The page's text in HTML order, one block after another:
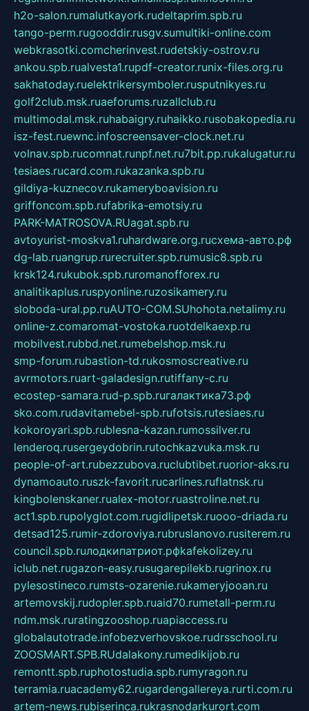
h2o-salon.rumalutkayork.rudeltaprim.spb.ru
tango-perm.rugooddir.rusgv.sumultiki-online.com
webkrasotki.comcherinvest.rudetskiy-ostrov.ru
ankou.spb.rualvesta1.rupdf-creator.runix-files.org.ru
sakhatoday.ruelektrikersymboler.rusputnikyes.ru
golf2club.msk.ruaeforums.ruzallclub.ru
multimodal.msk.ruhabaigry.ruhaikko.rusobakopedia.ru
isz-fest.ruewnc.infoscreensaver-clock.net.ru
volnav.spb.rucomnat.runpf.net.ru7bit.pp.rukalugatur.ru
tesiaes.rucard.com.rukazanka.spb.ru
gildiya-kuznecov.rukameryboavision.ru
griffoncom.spb.rufabrika-emotsiy.ru
PARK-MATROSOVA.RUagat.spb.ru
avtoyurist-moskva1.ruhardware.org.ruсхема-авто.рф
dg-lab.ruangrup.rurecruiter.spb.rumusic8.spb.ru
krsk124.rukubok.spb.ruromanofforex.ru
analitikaplus.ruspyonline.ruzosikamery.ru
sloboda-ural.pp.ruAUTO-COM.SUhohota.netalimy.ru
online-z.comaromat-vostoka.ruotdelkaexp.ru
mobilvest.rubbd.net.rumebelshop.msk.ru
smp-forum.rubastion-td.rukosmoscreative.ru
avrmotors.ruart-galadesign.rutiffany-c.ru
ecostep-samara.rud-p.spb.ruгалактика73.рф
sko.com.rudavitamebel-spb.rufotsis.rutesiaes.ru
kokoroyari.spb.rublesna-kazan.rumossilver.ru
lenderoq.rusergeydobrin.rutochkazvuka.msk.ru
people-of-art.rubezzubova.ruclubtibet.ruorior-aks.ru
dynamoauto.ruszk-favorit.rucarlines.ruflatnsk.ru
kingbolenskaner.rualex-motor.ruastroline.net.ru
act1.spb.rupolyglot.com.rugidlipetsk.ruooo-driada.ru
detsad125.rumir-zdoroviya.rubruslanovo.rusiterem.ru
council.spb.ruлодкипатриот.рфkafekolizey.ru
iclub.net.rugazon-easy.rusugarepilekb.rugrinox.ru
pylesostineco.rumsts-ozarenie.rukameryjooan.ru
artemovskij.rudopler.spb.ruaid70.rumetall-perm.ru
ndm.msk.ruratingzooshop.ruapiaccess.ru
globalautotrade.infobezverhovskoe.rudrsschool.ru
ZOOSMART.SPB.RUdalakony.rumedikijob.ru
remontt.spb.ruphotostudia.spb.rumyragon.ru
terramia.ruacademy62.rugardengallereya.rurti.com.ru
artem-news.rubiserinca.rukrasnodarkurort.com